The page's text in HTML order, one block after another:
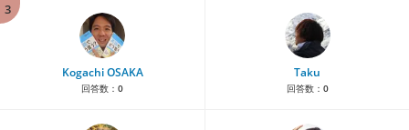
3
Kogachi OSAKA
回答数： 0
Taku
回答数： 0